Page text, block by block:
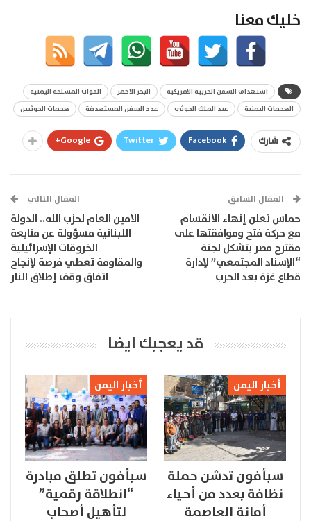
خليك معنا
استهداف السفن الحربية الامريكية البحر الاحمر
القوات المسلحة اليمنية
الهجمات اليمنية
عبد الملك الحوثي عدد السفن المستهدفة هجمات الحوثيين
شارك Facebook
Twitter
Google+
المقال السابق
حماس تعلن إنهاء الانقسام
مع حركة فتح وموافقتها على
مقترح مصر بتشكل لجنة
“الإسناد المجتمعي” لإدارة
قطاع غزة بعد الحرب
المقال التالي
الأمين العام لحزب الله.. الدولة
اللبنانية مسؤولة عن متابعة
الخروقات الإسرائيلية
والمقاومة تعطي فرصة لإنجاح
اتفاق وقف إطلاق النار
قد يعجبك ايضا
أخبار اليمن
سبأفون تدشن حملة
نظافة بعدد من أحياء
أمانة العاصمة
أخبار اليمن
سبأفون تطلق مبادرة
“انطلاقة رقمية”
لتأهيل أصحاب